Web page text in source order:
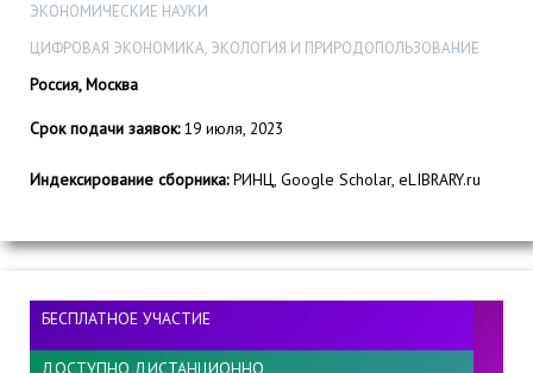
ЭКОНОМИЧЕСКИЕ НАУКИ
ЦИФРОВАЯ ЭКОНОМИКА, ЭКОЛОГИЯ И ПРИРОДОПОЛЬЗОВАНИЕ
Россия, Москва
Срок подачи заявок:19 июля, 2023
Индексирование сборника:РИНЦ, Google Scholar, eLIBRARY.ru
БЕСПЛАТНОЕ УЧАСТИЕ
ДОСТУПНО ДИСТАНЦИОННО